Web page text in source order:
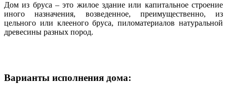
Дом из бруса – это жилое здание или капитальное строение
иного назначения, возведенное, преимущественно, из
цельного или клееного бруса, пиломатериалов натуральной
древесины разных пород.
Варианты исполнения дома: